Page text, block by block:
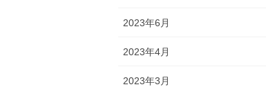
2023年6月
2023年4月
2023年3月